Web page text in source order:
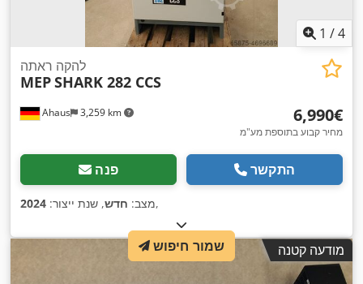
1 /4
Ahaus 3,259 km
להקה ראתה
MEPSHARK 282 CCS
‏6,990 ‏€
מחיר קבוע בתוספת מע"מ
פנה התקשר
מצב: חדש, שנת ייצור: 2024 ,
מודעה קטנה שמור חיפוש